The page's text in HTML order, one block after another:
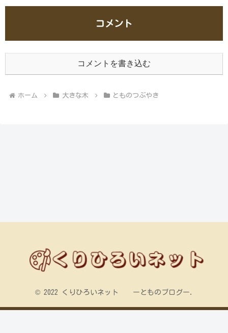
コメント
コメントを書き込む
ホーム 大きな木 とものつぶやき
© 2022 くりひろいネット ーとものブログー.